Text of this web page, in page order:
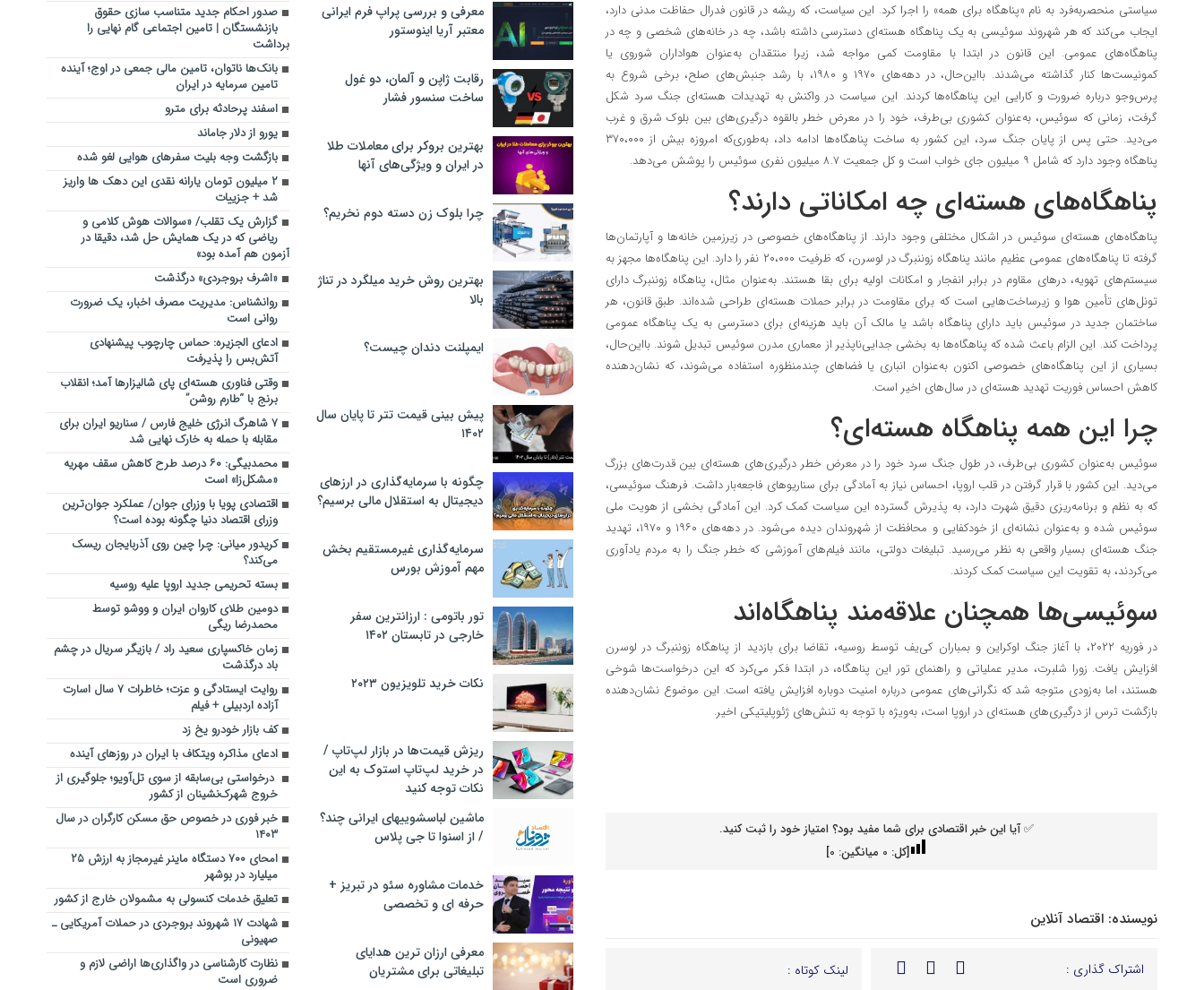
سیاستی منحصر‌به‌فرد به نام «پناهگاه برای همه» را اجرا کرد. این سیاست، که ریشه در قانون فدرال حفاظت مدنی دارد،
ایجاب می‌کند که هر شهروند سوئیسی به یک پناهگاه هسته‌ای دسترسی داشته باشد، چه در خانه‌های شخصی و چه در
پناهگاه‌های عمومی. این قانون در ابتدا با مقاومت کمی مواجه شد، زیرا منتقدان به‌عنوان هواداران شوروی یا
کمونیست‌ها کنار گذاشته می‌شدند. بااین‌حال، در دهه‌های ۱۹۷۰ و ۱۹۸۰، با رشد جنبش‌های صلح، برخی شروع به
پرس‌وجو درباره ضرورت و کارایی این پناهگاه‌ها کردند. این سیاست در واکنش به تهدیدات هسته‌ای جنگ سرد شکل
گرفت، زمانی که سوئیس، به‌عنوان کشوری بی‌طرف، خود را در معرض خطر بالقوه درگیری‌های بین بلوک شرق و غرب
می‌دید. حتی پس از پایان جنگ سرد، این کشور به ساخت پناهگاه‌ها ادامه داد، به‌طوری‌که امروزه بیش از ۳۷۰،۰۰۰
پناهگاه وجود دارد که شامل ۹ میلیون جای خواب است و کل جمعیت ۸.۷ میلیون نفری سوئیس را پوشش می‌دهد.
پناهگاه‌های هسته‌ای چه امکاناتی دارند؟
پناهگاه‌های هسته‌ای سوئیس در اشکال مختلفی وجود دارند. از پناهگاه‌های خصوصی در زیرزمین خانه‌ها و آپارتمان‌ها
گرفته تا پناهگاه‌های عمومی عظیم مانند پناهگاه زوننبرگ در لوسرن، که ظرفیت ۲۰،۰۰۰ نفر را دارد. این پناهگاه‌ها مجهز به
سیستم‌های تهویه، در‌های مقاوم در برابر انفجار و امکانات اولیه برای بقا هستند. به‌عنوان مثال، پناهگاه زوننبرگ دارای
تونل‌های تأمین هوا و زیرساخت‌هایی است که برای مقاومت در برابر حملات هسته‌ای طراحی شده‌اند. طبق قانون، هر
ساختمان جدید در سوئیس باید دارای پناهگاه باشد یا مالک آن باید هزینه‌ای برای دسترسی به یک پناهگاه عمومی
پرداخت کند. این الزام باعث شده که پناهگاه‌ها به بخشی جدایی‌ناپذیر از معماری مدرن سوئیس تبدیل شوند. بااین‌حال،
بسیاری از این پناهگاه‌های خصوصی اکنون به‌عنوان انباری یا فضا‌های چندمنظوره استفاده می‌شوند، که نشان‌دهنده
کاهش احساس فوریت تهدید هسته‌ای در سال‌های اخیر است.
چرا این همه پناهگاه هسته‌ای؟
سوئیس به‌عنوان کشوری بی‌طرف، در طول جنگ سرد خود را در معرض خطر درگیری‌های هسته‌ای بین قدرت‌های بزرگ
می‌دید. این کشور با قرار گرفتن در قلب اروپا، احساس نیاز به آمادگی برای سناریو‌های فاجعه‌بار داشت. فرهنگ سوئیسی،
که به نظم و برنامه‌ریزی دقیق شهرت دارد، به پذیرش گسترده این سیاست کمک کرد. این آمادگی بخشی از هویت ملی
سوئیس شده و به‌عنوان نشانه‌ای از خودکفایی و محافظت از شهروندان دیده می‌شود. در دهه‌های ۱۹۶۰ و ۱۹۷۰، تهدید
جنگ هسته‌ای بسیار واقعی به نظر می‌رسید. تبلیغات دولتی، مانند فیلم‌های آموزشی که خطر جنگ را به مردم یادآوری
می‌کردند، به تقویت این سیاست کمک کردند.
سوئیسی‌ها همچنان علاقه‌مند پناهگاه‌اند
در فوریه ۲۰۲۲، با آغاز جنگ اوکراین و بمباران کی‌یف توسط روسیه، تقاضا برای بازدید از پناهگاه زوننبرگ در لوسرن
افزایش یافت. زورا شلبرت، مدیر عملیاتی و راهنمای تور این پناهگاه، در ابتدا فکر می‌کرد که این درخواست‌ها شوخی
هستند، اما به‌زودی متوجه شد که نگرانی‌های عمومی درباره امنیت دوباره افزایش یافته است. این موضوع نشان‌دهنده
بازگشت ترس از درگیری‌های هسته‌ای در اروپا است، به‌ویژه با توجه به تنش‌های ژئوپلیتیکی اخیر.
✅ آیا این خبر اقتصادی برای شما مفید بود؟ امتیاز خود را ثبت کنید.
[کل: 0 میانگین: 0
]
نویسنده: اقتصاد آنلاین
اشتراک گذاری : لینک کوتاه :
معرفی و بررسی پراپ فرم ایرانی
معتبر آریا اینوستور
رقابت ژاپن و آلمان، دو غول
ساخت سنسور فشار
بهترین بروکر برای معاملات طلا
در ایران و ویژگی‌های آنها
چرا بلوک زن دسته دوم نخریم؟
بهترین روش خرید میلگرد در تناژ
بالا
ایمپلنت دندان چیست؟
پیش بینی قیمت تتر تا پایان سال
۱۴۰۲
چگونه با سرمایه‌گذاری در ارزهای
دیجیتال به استقلال مالی برسیم؟
سرمایه‌گذاری غیرمستقیم بخش
مهم آموزش بورس
تور باتومی : ارزانترین سفر
خارجی در تابستان ۱۴۰۲
نکات خرید تلویزیون ۲۰۲۳
ریزش قیمت‌ها در بازار لپ‌تاپ /
در خرید لپ‌تاپ استوک به این
نکات توجه کنید
ماشین لباسشویی‎های ایرانی چند؟
/ از اسنوا تا جی پلاس
خدمات مشاوره سئو در تبریز +
حرفه ای و تخصصی
معرفی ارزان ترین هدایای
تبلیغاتی برای مشتریان
صدور احکام جدید متناسب سازی حقوق
بازنشستگان | تامین اجتماعی گام نهایی را
برداشت
بانک‌ها ناتوان، تامین مالی جمعی در اوج؛ آینده
تامین سرمایه در ایران
اسفند پرحادثه برای مترو
یورو از دلار جاماند
بازگشت وجه بلیت سفرهای هوایی لغو شده
۲ میلیون تومان یارانه نقدی این دهک ها واریز
شد + جزییات
گزارش یک تقلب/ «سوالات هوش کلامی و
ریاضی که در یک همایش حل شد، دقیقا در
آزمون هم آمده بود»
«اشرف بروجردی» درگذشت
روانشناس: مدیریت مصرف اخبار، یک ضرورت
روانی است
ادعای الجزیره: حماس چارچوب پیشنهادی
آتش‌بس را پذیرفت
وقتی فناوری هسته‌ای پای شالیزارها آمد؛ انقلاب
برنج با “طارم روشن‌‌”
۷ شاهرگ انرژی خلیج فارس / سناریو ایران برای
مقابله با حمله به خارک نهایی شد
محمدبیگی: ۶۰ درصد طرح کاهش سقف مهریه
«مشکل‌زا» است
اقتصادی پویا با وزرای جوان/ عملکرد جوان‌ترین
وزرای اقتصاد دنیا چگونه بوده است؟
کریدور میانی: چرا چین روی آذربایجان ریسک
می‌کند؟
بسته تحریمی جدید اروپا علیه روسیه
دومین طلای کاروان ایران و ووشو توسط
محمدرضا ریگی
زمان خاکسپاری سعید راد / بازیگر سریال در چشم
باد درگذشت
روایت ایستادگی و عزت؛ خاطرات ۷ سال اسارت
آزاده اردبیلی + فیلم
کف بازار خودرو یخ زد
ادعای مذاکره ویتکاف با ایران در روزهای آینده
️ درخواستی بی‌سابقه از سوی تل‌آویو؛ جلوگیری از
خروج شهرک‌نشینان از کشور
خبر فوری در خصوص حق مسکن کارگران در سال
۱۴۰۳
امحای ۷۰۰ دستگاه ماینر غیرمجاز به ارزش ۲۵
میلیارد در بوشهر
تعلیق خدمات کنسولی به مشمولان خارج از کشور
شهادت ۱۷ شهروند بروجردی در حملات آمریکایی ـ
صهیونی
نظارت‌ کارشناسی در واگذاری‌ها اراضی لازم و
ضروری است